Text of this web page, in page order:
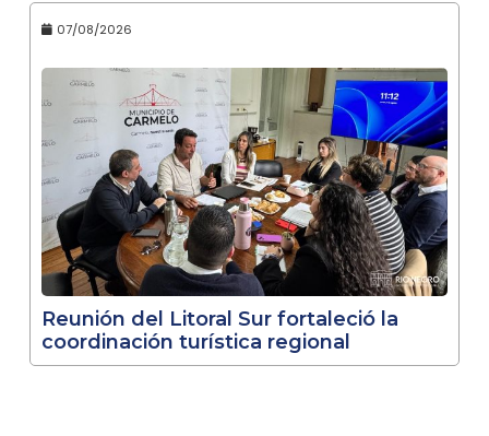
07/08/2026
Reunión del Litoral Sur fortaleció la
coordinación turística regional